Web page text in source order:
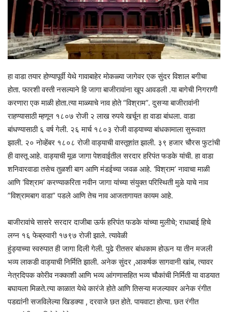
हा वाडा तयार होण्यापूर्वी येथे गावाबाहेर मोकळ्या जागेवर एक सुंदर विशाल बगीचा
होता. फारशी वस्ती नसल्याने हि जागा बाजीरावांना खूप आवडली .या बागेची निगराणी
करणारा एक माळी होता.त्या माळ्याचे नाव होते “विश्राम”. दुसऱ्या बाजीरावांनी
राहण्यासाठी म्हणून १८०७ रोजी २ लाख रुपये खर्चून हा वाडा बांधला. वाडा
बांधण्यासाठी ६ वर्ष गेली. २६ मार्च १८०३ रोजी वाड्याच्या बांधकामाला सुरूवात
झाली. २० नोव्हेंबर १८०८ रोजी वाड्याची वास्तूशांत झाली. ३९ हजार चौरस फुटांची
ही वास्तू आहे. वाड्याची मूळ जागा पेशवाईतील सरदार हरिपंत फडके यांची. हा वाडा
शनिवारवाडा तसेच तुळशी बाग आणि मंडईच्या जवळ आहे. ‘विश्राम’ नावाचा माळी
आणि ‘विश्राम’ करण्याकरिता नवीन जागा यांच्या संयुक्त परिस्थिती मुळे याचे नाव
”विश्रामबाग वाडा” पडले आणि तेच नाव आजतागायत कायम आहे.
बाजीरावांचे सासरे सरदार दाजीबा ऊर्फ हरिपंत फडके यांच्या मुलीचे; राधाबाई हिचे
लग्न १६ फेब्रुवारी १७९७ रोजी झाले. त्यावेळी
हुंड्याच्या स्वरुपात ही जागा दिली गेली. पुढे रीतसर बांधकाम होऊन या तीन मजली
भव्य लाकडी वाड्याची निर्मिति झाली. अनेक सुंदर ,आकर्षक सागवानी खांब, त्यावर
नेत्रदिपक कोरीव नक्काशी आणि भव्य आंगणासहित भव्य चौकांची निर्मिती या वाडयात
बघायला मिळते.त्या काळात येथे कारंजे होते आणि तिसऱ्या मजल्यावर अनेक रंगीत
पडद्यांनी सजविलेल्या खिडक्या , दरवाजे छत होते. पायवाटा होत्या. छत रंगीत